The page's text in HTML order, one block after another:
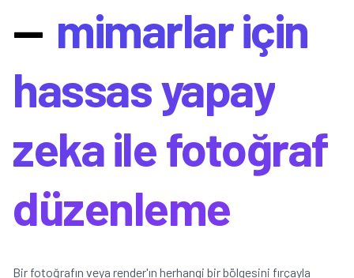
— mimarlar için
hassas yapay
zeka ile fotoğraf
düzenleme
Bir fotoğrafın veya render'ın herhangi bir bölgesini fırçayla